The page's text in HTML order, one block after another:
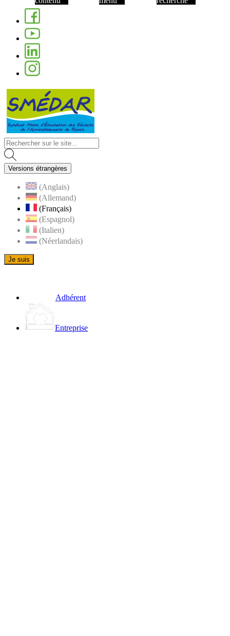
Facebook
Youtube
Linkedin
Instagram
Versions étrangères
(Anglais)
(Allemand)
(Français)
(Espagnol)
(Italien)
(Néerlandais)
Je suis
Adhérent
Entreprise